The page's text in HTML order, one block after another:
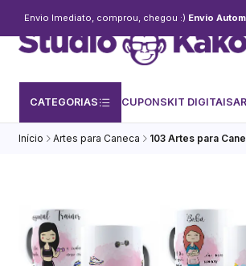
CATEGORIAS CUPONSKIT DIGITAIS
Envio Imediato, comprou, chegou :) Envio
Início Artes para Caneca 103 Artes para